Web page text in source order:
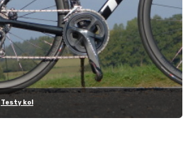
Testy kol